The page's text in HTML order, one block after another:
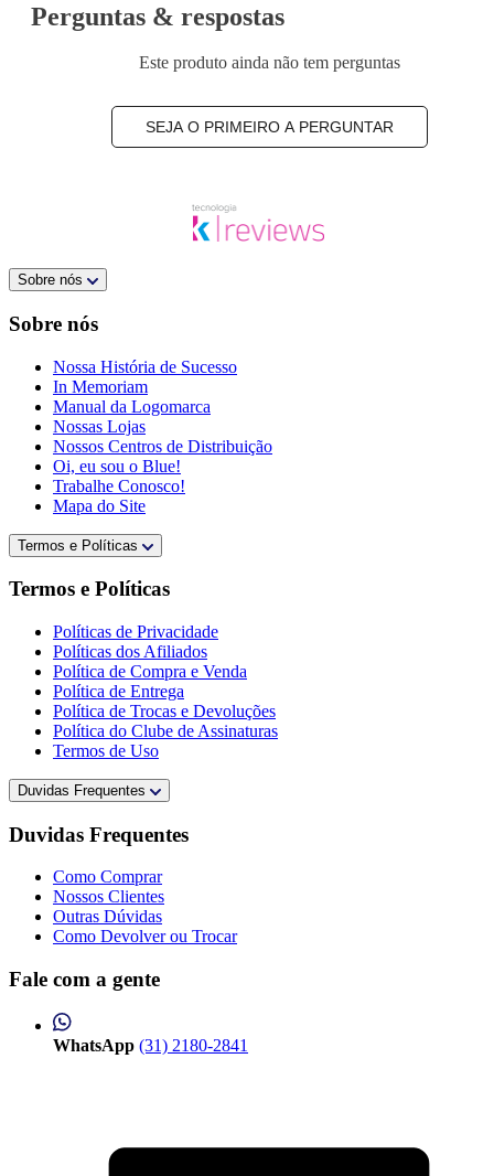
Perguntas & respostas
Este produto ainda não tem perguntas
SEJA O PRIMEIRO A PERGUNTAR
Sobre nós
Sobre nós
Nossa História de Sucesso
In Memoriam
Manual da Logomarca
Nossas Lojas
Nossos Centros de Distribuição
Oi, eu sou o Blue!
Trabalhe Conosco!
Mapa do Site
Termos e Políticas
Termos e Políticas
Políticas de Privacidade
Políticas dos Afiliados
Política de Compra e Venda
Política de Entrega
Política de Trocas e Devoluções
Política do Clube de Assinaturas
Termos de Uso
Duvidas Frequentes
Duvidas Frequentes
Como Comprar
Nossos Clientes
Outras Dúvidas
Como Devolver ou Trocar
Fale com a gente
WhatsApp (31) 2180-2841